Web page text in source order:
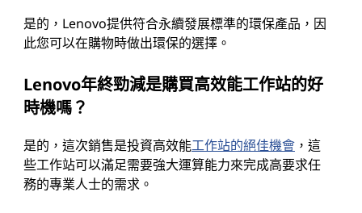
是的，Lenovo提供符合永續發展標準的環保產品，因
此您可以在購物時做出環保的選擇。
Lenovo年終勁減是購買高效能工作站的好
時機嗎？
是的，這次銷售是投資高效能工作站的絕佳機會，這
些工作站可以滿足需要強大運算能力來完成高要求任
務的專業人士的需求。